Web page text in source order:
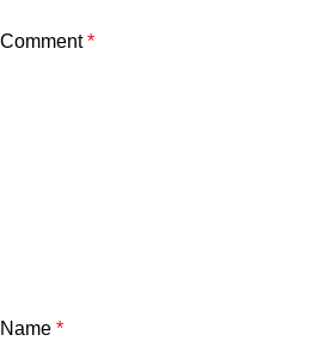
Comment*
Name *